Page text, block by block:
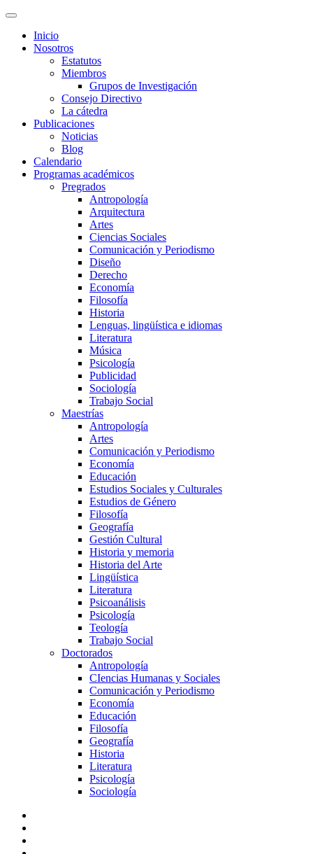
Inicio
Nosotros
Estatutos
Miembros
Grupos de Investigación
Consejo Directivo
La cátedra
Publicaciones
Noticias
Blog
Calendario
Programas académicos
Pregrados
Antropología
Arquitectura
Artes
Ciencias Sociales
Comunicación y Periodismo
Diseño
Derecho
Economía
Filosofía
Historia
Lenguas, lingüística e idiomas
Literatura
Música
Psicología
Publicidad
Sociología
Trabajo Social
Maestrías
Antropología
Artes
Comunicación y Periodismo
Economía
Educación
Estudios Sociales y Culturales
Estudios de Género
Filosofía
Geografía
Gestión Cultural
Historia y memoria
Historia del Arte
Lingüística
Literatura
Psicoanálisis
Psicología
Teología
Trabajo Social
Doctorados
Antropología
CIencias Humanas y Sociales
Comunicación y Periodismo
Economía
Educación
Filosofía
Geografía
Historia
Literatura
Psicología
Sociología